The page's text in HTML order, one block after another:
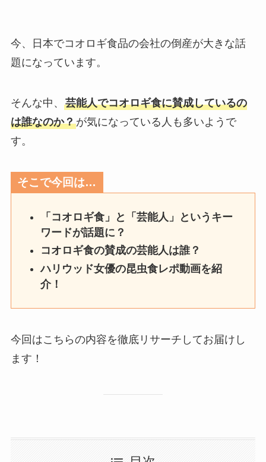
今、日本でコオロギ食品の会社の倒産が大きな話
題になっています。
そんな中、 芸能人でコオロギ食に賛成しているの
は誰なのか？が気になっている人も多いようで
す。
そこで今回は…
「コオロギ食」と「芸能人」というキー
ワードが話題に？
コオロギ食の賛成の芸能人は誰？
ハリウッド女優の昆虫食レポ動画を紹
介！
今回はこちらの内容を徹底リサーチしてお届けし
ます！